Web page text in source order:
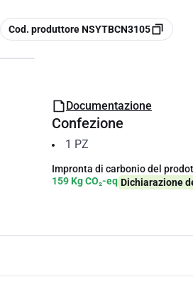
copia
Cod. produttore NSYTBCN3105
Documentazione
Confezione
1 PZ
Impronta di carbonio del
159 Kg CO₂-eq Dichiarazione